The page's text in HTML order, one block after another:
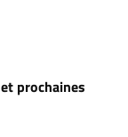
prochaines